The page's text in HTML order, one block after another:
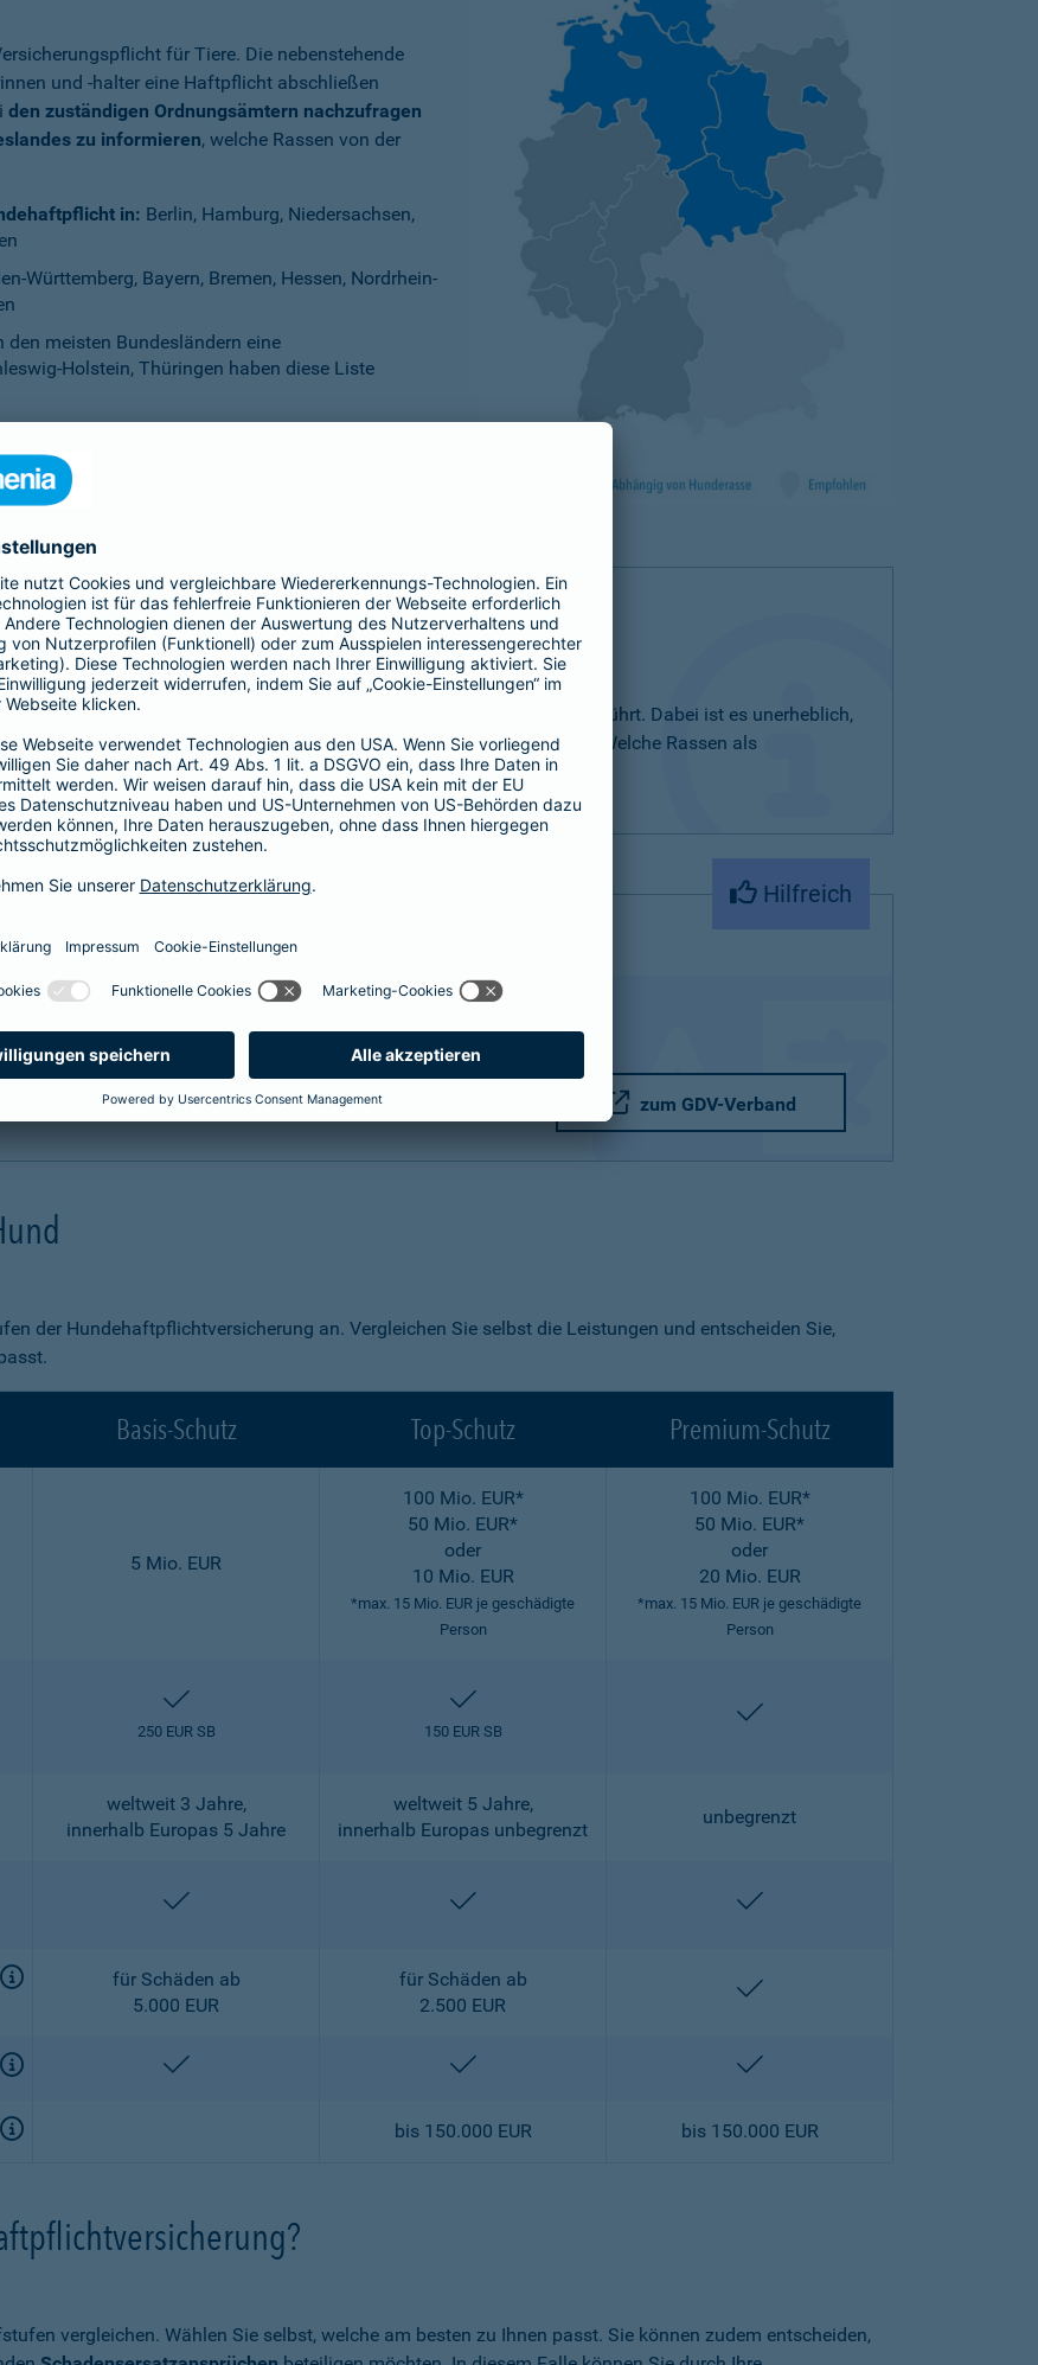
für Tiere. Die nebenstehende
und -halter eine Haftpflicht abschließen
den zuständigen Ordnungsämtern nachzufragen
zu informieren, welche Rassen von der
in: Berlin, Hamburg, Niedersachsen,
Württemberg, Bayern, Bremen, Hessen, Nordrhein-
den meisten Bundesländern eine
Holstein, Thüringen haben diese Liste
als gefährlich eingestuft werden. Sie werden auf einer Liste aufgeführt. Dabei ist es unerheblich,
ist. Mitunter werden Listenhunde auch als Kampfhunde bezeichnet. Welche Rassen als
von Bundesland zu Bundesland.
Hilfreich
erklärt
Der Gesamtverband der Deutschen
in Leichter Sprache zu diversen Versicherungen
zum GDV-Verband
der Hundehaftpflichtversicherung an. Vergleichen Sie selbst die Leistungen und entscheiden Sie,
Basis-Schutz Top-Schutz Premium-Schutz
5 Mio. EUR
100 Mio. EUR*
50 Mio. EUR*
oder
10 Mio. EUR
*max. 15 Mio. EUR je geschädigte
Person
100 Mio. EUR*
50 Mio. EUR*
oder
20 Mio. EUR
*max. 15 Mio. EUR je geschädigte
Person
enthalten
250 EUR SB
enthalten
150 EUR SB
enthalten
weltweit 3 Jahre,
innerhalb Europas 5 Jahre
weltweit 5 Jahre,
innerhalb Europas unbegrenzt
unbegrenzt
enthalten enthalten enthalten
für Schäden ab
5.000 EUR
für Schäden ab
2.500 EUR
enthalten
enthalten enthalten enthalten
bis 150.000 EUR bis 150.000 EUR
vergleichen. Wählen Sie selbst, welche am besten zu Ihnen passt. Sie können zudem entscheiden,